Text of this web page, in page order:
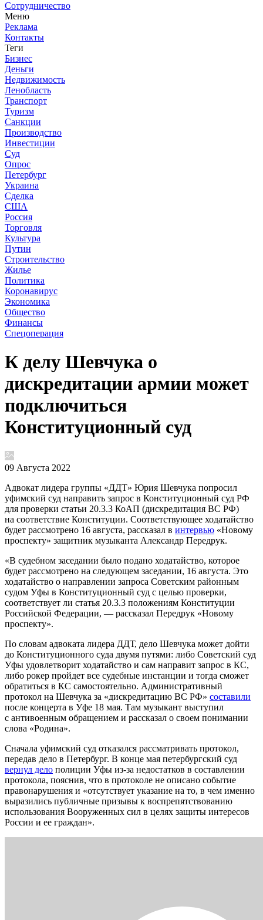
Сотрудничество
Меню
Реклама
Контакты
Теги
Бизнес
Деньги
Недвижимость
Ленобласть
Транспорт
Туризм
Санкции
Производство
Инвестиции
Суд
Опрос
Петербург
Украина
Сделка
США
Россия
Торговля
Культура
Путин
Строительство
Жилье
Политика
Коронавирус
Экономика
Общество
Финансы
Спецоперация
К делу Шевчука о
дискредитации армии может
подключиться
Конституционный суд
09 Августа 2022
Адвокат лидера группы «ДДТ» Юрия Шевчука попросил
уфимский суд направить запрос в Конституционный суд РФ
для проверки статьи 20.3.3 КоАП (дискредитация ВС РФ)
на соответствие Конституции. Соответствующее ходатайство
будет рассмотрено 16 августа, рассказал в интервью «Новому
проспекту» защитник музыканта Александр Передрук.
«В судебном заседании было подано ходатайство, которое
будет рассмотрено на следующем заседании, 16 августа. Это
ходатайство о направлении запроса Советским районным
судом Уфы в Конституционный суд с целью проверки,
соответствует ли статья 20.3.3 положениям Конституции
Российской Федерации, — рассказал Передрук «Новому
проспекту».
По словам адвоката лидера ДДТ, дело Шевчука может дойти
до Конституционного суда двумя путями: либо Советский суд
Уфы удовлетворит ходатайство и сам направит запрос в КС,
либо рокер пройдет все судебные инстанции и тогда сможет
обратиться в КС самостоятельно. Административный
протокол на Шевчука за «дискредитацию ВС РФ» составили
после концерта в Уфе 18 мая. Там музыкант выступил
с антивоенным обращением и рассказал о своем понимании
слова «Родина».
Сначала уфимский суд отказался рассматривать протокол,
передав дело в Петербург. В конце мая петербургский суд
вернул дело полиции Уфы из-за недостатков в составлении
протокола, пояснив, что в протоколе не описано событие
правонарушения и «отсутствует указание на то, в чем именно
выразились публичные призывы к воспрепятствованию
использования Вооруженных сил в целях защиты интересов
России и ее граждан».